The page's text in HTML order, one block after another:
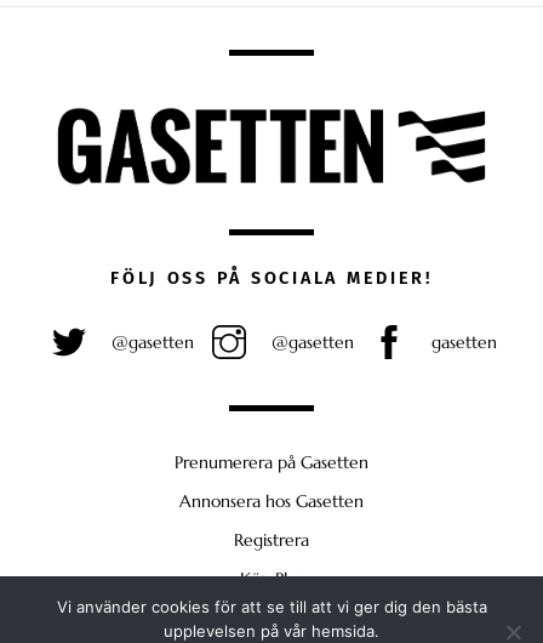
FÖLJ OSS PÅ SOCIALA MEDIER!
@gasetten @gasetten gasetten
Prenumerera på Gasetten
Annonsera hos Gasetten
Registrera
Köp Plus
Vi använder cookies för att se till att vi ger dig den bästa
upplevelsen på vår hemsida.